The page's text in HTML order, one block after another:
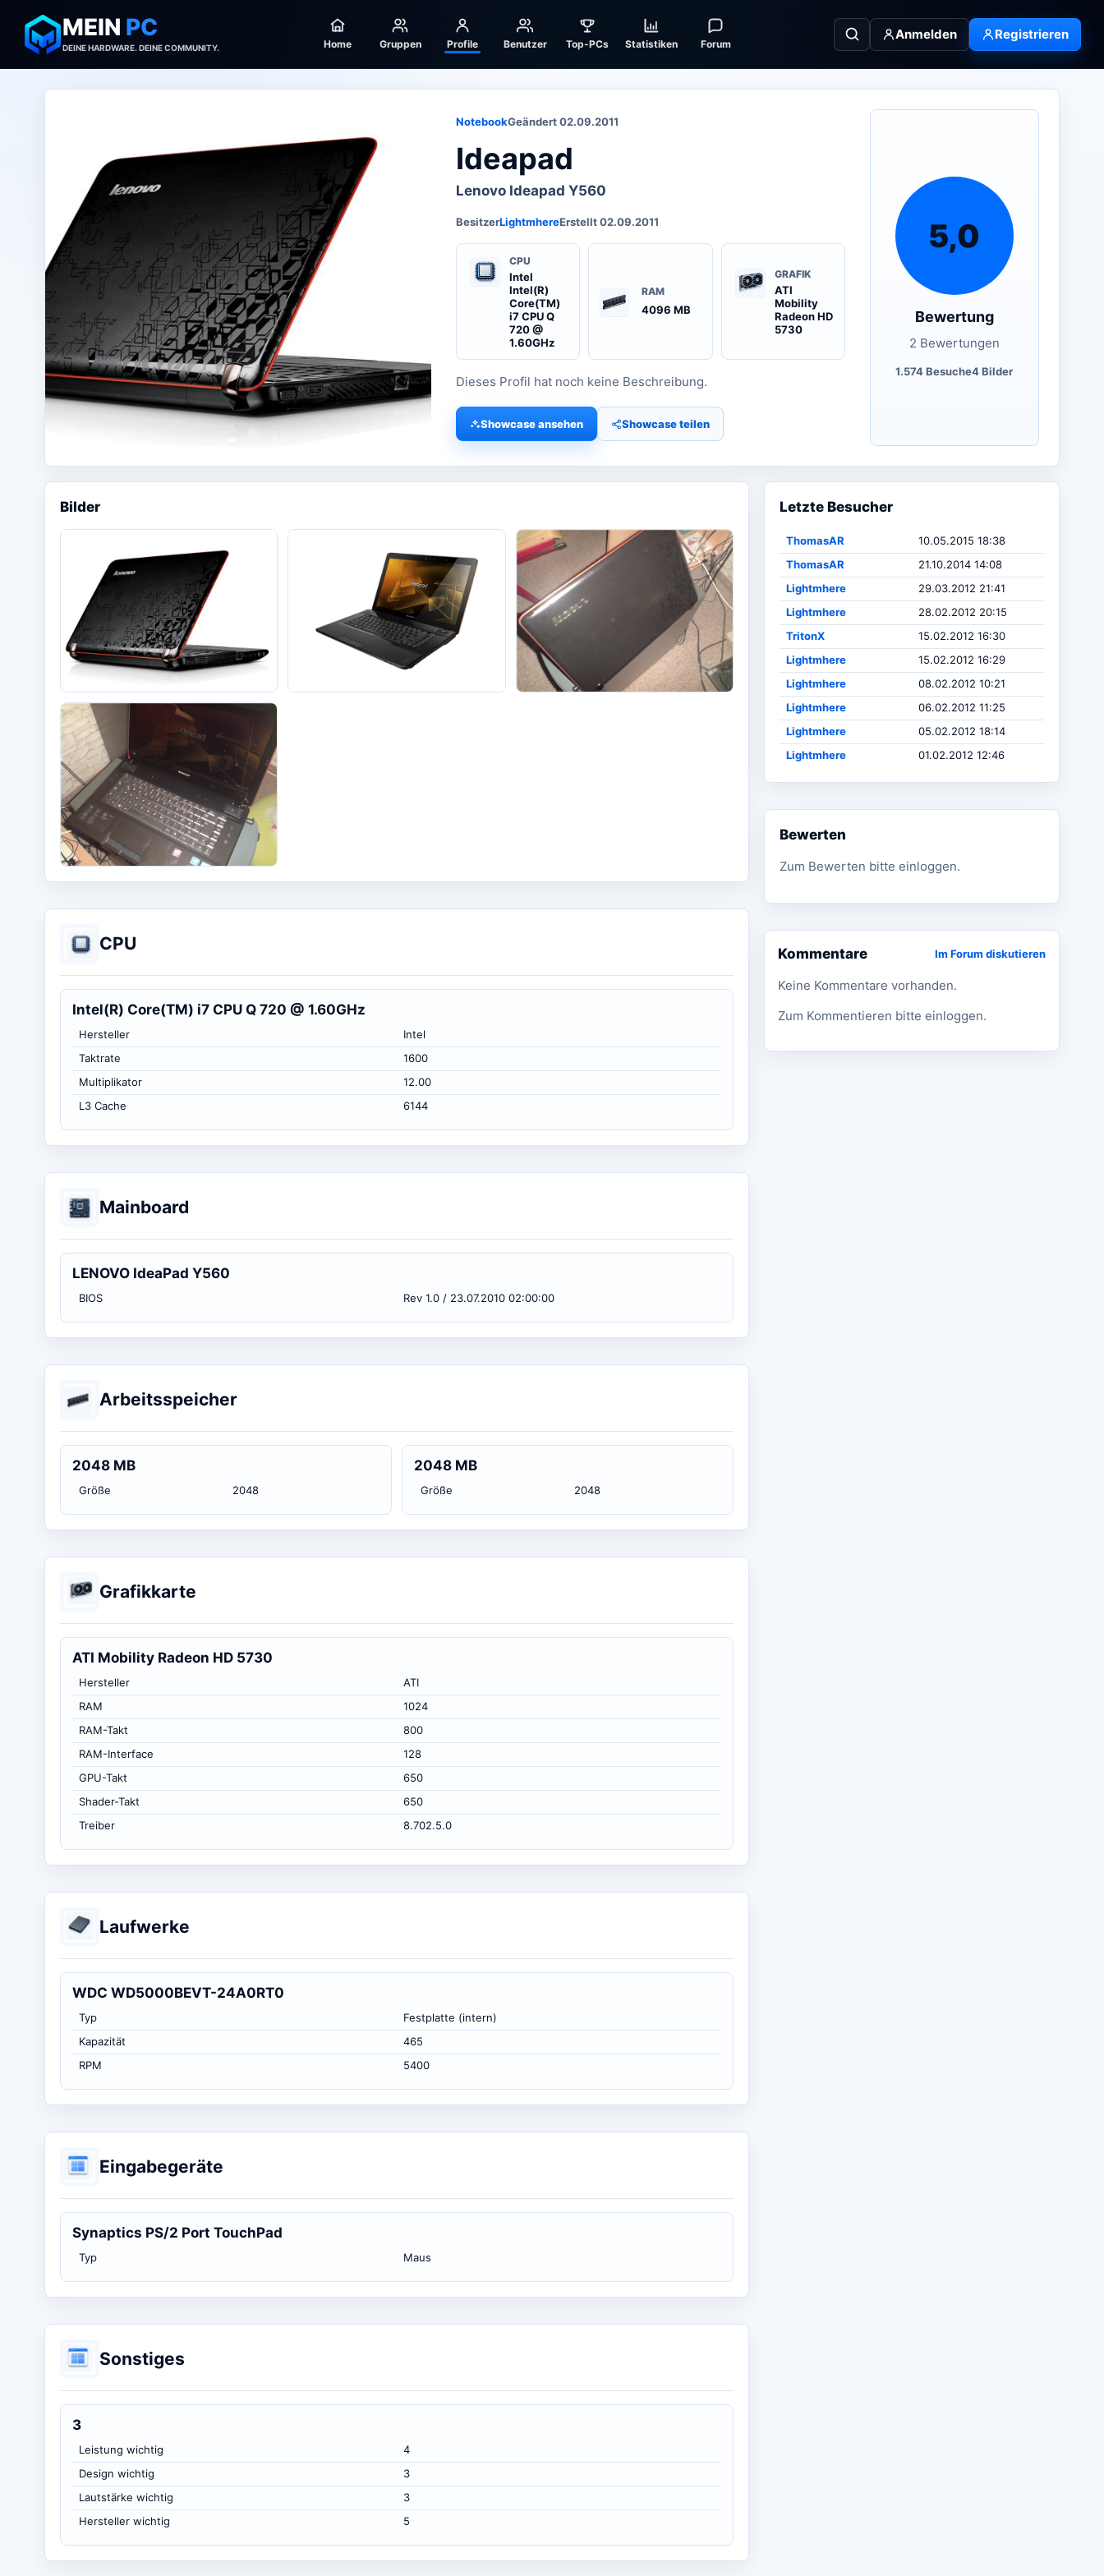
MEIN PC
DEINE HARDWARE. DEINE COMMUNITY. Home Gruppen Profile Benutzer Top-PCs Statistiken Forum
Anmelden Registrieren
NotebookGeändert 02.09.2011
Ideapad
Lenovo Ideapad Y560
BesitzerLightmhereErstellt 02.09.2011
CPU
Intel
Intel(R)
Core(TM)
i7 CPU Q
720 @
1.60GHz
RAM
4096 MB
GRAFIK
ATI
Mobility
Radeon HD
5730
Dieses Profil hat noch keine Beschreibung.
Showcase ansehen Showcase teilen
5,0
Bewertung
2 Bewertungen
1.574 Besuche4 Bilder
Bilder
CPU
Intel(R) Core(TM) i7 CPU Q 720 @ 1.60GHz
Hersteller
Intel
Taktrate
1600
Multiplikator
12.00
L3 Cache
6144
Mainboard
LENOVO IdeaPad Y560
BIOS Rev 1.0 / 23.07.2010 02:00:00
Arbeitsspeicher
2048 MB
Größe 2048
2048 MB
Größe 2048
Grafikkarte
ATI Mobility Radeon HD 5730
Hersteller
ATI
RAM
1024
RAM-Takt
800
RAM-Interface
128
GPU-Takt
650
Shader-Takt
650
Treiber
8.702.5.0
Laufwerke
WDC WD5000BEVT-24A0RT0
Typ
Festplatte (intern)
Kapazität
465
RPM
5400
Eingabegeräte
Synaptics PS/2 Port TouchPad
Typ Maus
Sonstiges
3
Leistung wichtig
4
Design wichtig
3
Lautstärke wichtig
3
Hersteller wichtig
5
Letzte Besucher
ThomasAR
10.05.2015 18:38
ThomasAR
21.10.2014 14:08
Lightmhere
29.03.2012 21:41
Lightmhere
28.02.2012 20:15
TritonX
15.02.2012 16:30
Lightmhere
15.02.2012 16:29
Lightmhere
08.02.2012 10:21
Lightmhere
06.02.2012 11:25
Lightmhere
05.02.2012 18:14
Lightmhere
01.02.2012 12:46
Bewerten
Zum Bewerten bitte einloggen.
Kommentare Im Forum diskutieren
Keine Kommentare vorhanden.
Zum Kommentieren bitte einloggen.